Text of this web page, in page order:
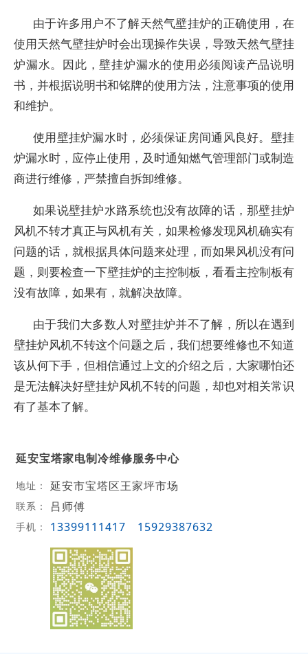
由于许多用户不了解天然气壁挂炉的正确使用，在
使用天然气壁挂炉时会出现操作失误，导致天然气壁挂
炉漏水。因此，壁挂炉漏水的使用必须阅读产品说明
书，并根据说明书和铭牌的使用方法，注意事项的使用
和维护。
使用壁挂炉漏水时，必须保证房间通风良好。壁挂
炉漏水时，应停止使用，及时通知燃气管理部门或制造
商进行维修，严禁擅自拆卸维修。
如果说壁挂炉水路系统也没有故障的话，那壁挂炉
风机不转才真正与风机有关，如果检修发现风机确实有
问题的话，就根据具体问题来处理，而如果风机没有问
题，则要检查一下壁挂炉的主控制板，看看主控制板有
没有故障，如果有，就解决故障。
由于我们大多数人对壁挂炉并不了解，所以在遇到
壁挂炉风机不转这个问题之后，我们想要维修也不知道
该从何下手，但相信通过上文的介绍之后，大家哪怕还
是无法解决好壁挂炉风机不转的问题，却也对相关常识
有了基本了解。
延安宝塔家电制冷维修服务中心
地址： 延安市宝塔区王家坪市场
联系： 吕师傅
手机： 13399111417 15929387632